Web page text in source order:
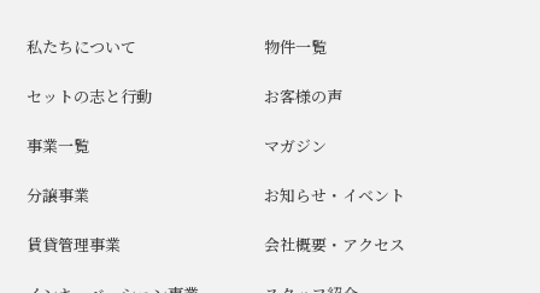
私たちについて
セットの志と行動
事業一覧
分譲事業
賃貸管理事業
物件一覧
お客様の声
マガジン
お知らせ・イベント
会社概要・アクセス